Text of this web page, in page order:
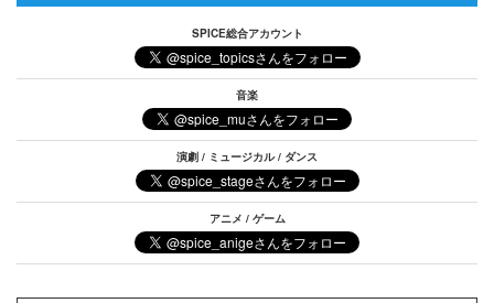
SPICE総合アカウント
音楽
演劇 / ミュージカル / ダンス
アニメ / ゲーム